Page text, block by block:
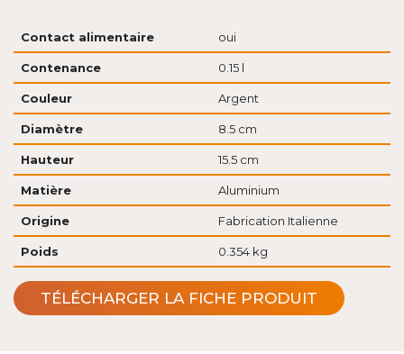
Contact alimentaire oui
Contenance 0.15 l
Couleur Argent
Diamètre 8.5 cm
Hauteur 15.5 cm
Matière Aluminium
Origine Fabrication Italienne
Poids 0.354 kg
TÉLÉCHARGER LA FICHE PRODUIT